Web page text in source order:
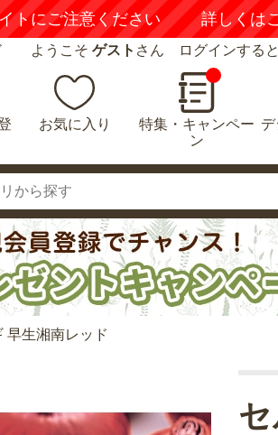
トにご注意ください 詳しくは
ようこそ ゲスト さん ログインする
お気に入り
特集・キャンペー
ン
早生湘南レッド